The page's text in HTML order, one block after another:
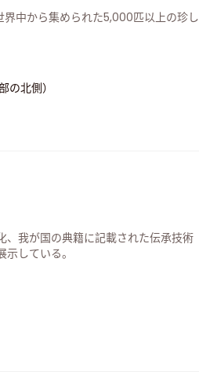
中から集められた5,000匹以上の珍し
北側）
、我が国の典籍に記載された伝承技術
している。